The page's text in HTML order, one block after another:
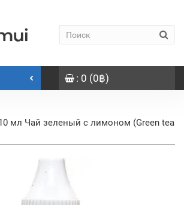
: 0 (0฿)
мл Чай зеленый с лимоном (Green tea